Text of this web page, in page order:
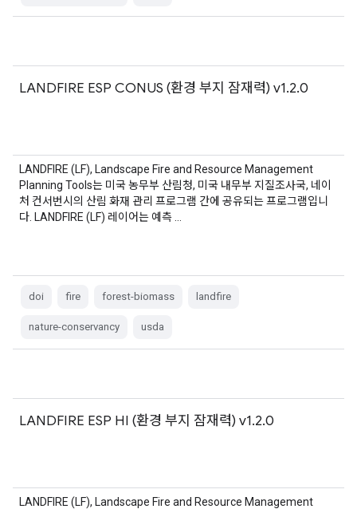
LANDFIRE ESP CONUS (환경 부지 잠재력) v1.2.0
LANDFIRE (LF), Landscape Fire and Resource Management
Planning Tools는 미국 농무부 산림청, 미국 내무부 지질조사국, 네이
처 컨서번시의 산림 화재 관리 프로그램 간에 공유되는 프로그램입니
다. LANDFIRE (LF) 레이어는 예측 …
doi fire forest-biomass landfire
nature-conservancy usda
LANDFIRE ESP HI (환경 부지 잠재력) v1.2.0
LANDFIRE (LF), Landscape Fire and Resource Management